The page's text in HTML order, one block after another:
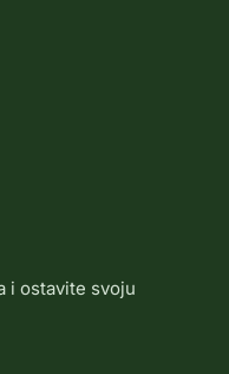
i ostavite svoju